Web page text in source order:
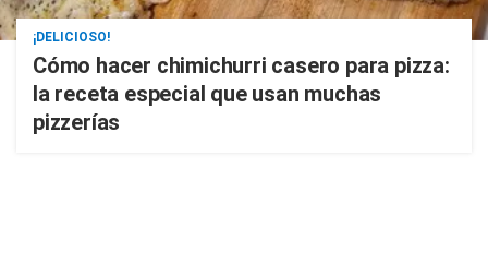
¡DELICIOSO!
Cómo hacer chimichurri casero para pizza:
la receta especial que usan muchas
pizzerías